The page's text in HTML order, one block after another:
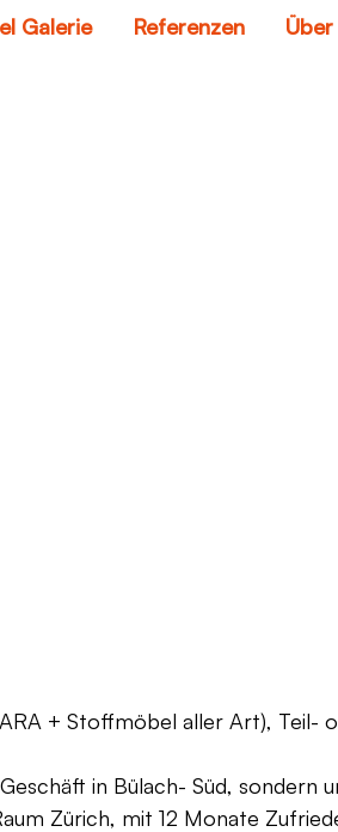
Galerie Referenzen
+ Stoffmöbel aller Art),
in Bülach- Süd, sondern
Zürich, mit 12 Monate